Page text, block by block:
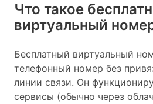
Что такое
виртуальный
Бесплатный виртуальный
телефонный номер без
линии связи. Он
сервисы (обычно через